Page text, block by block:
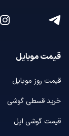
قیمت موبایل
قیمت روز موبایل
خرید قسطی گوشی
قیمت گوشی اپل